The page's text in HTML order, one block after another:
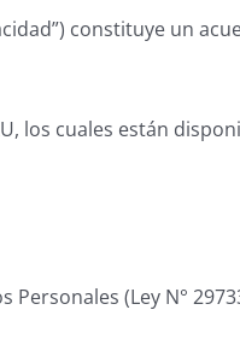
constituye un
los cuales están
(Ley N°